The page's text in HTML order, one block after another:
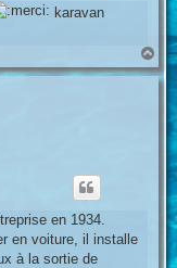
karavan
a
u
en 1934.
en voiture, il installe
à la sortie de